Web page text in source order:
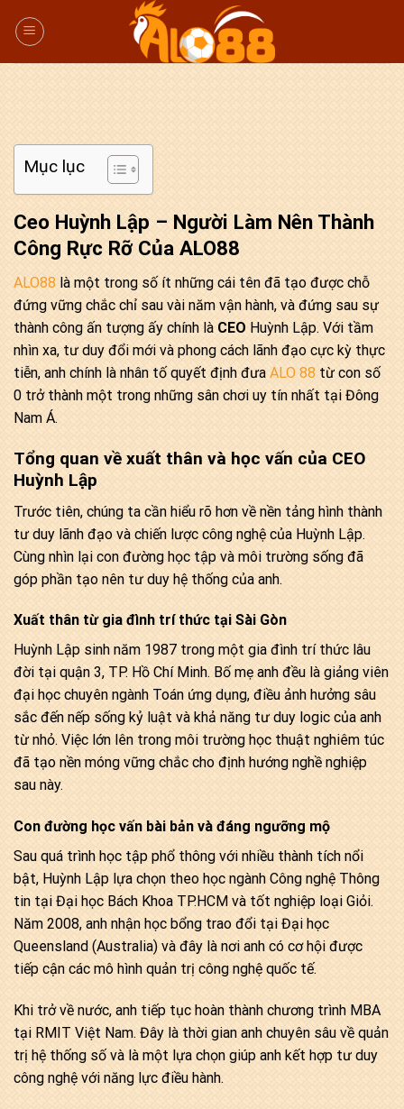
đến
Mục lục
Ceo Huỳnh Lập – Người Làm Nên Thành
Công Rực Rỡ Của ALO88
ALO88 là một trong số ít những cái tên đã tạo được chỗ
đứng vững chắc chỉ sau vài năm vận hành, và đứng sau sự
thành công ấn tượng ấy chính là CEO Huỳnh Lập. Với tầm
nhìn xa, tư duy đổi mới và phong cách lãnh đạo cực kỳ thực
tiễn, anh chính là nhân tố quyết định đưa ALO 88 từ con số
0 trở thành một trong những sân chơi uy tín nhất tại Đông
Nam Á.
Tổng quan về xuất thân và học vấn của CEO
Huỳnh Lập
Trước tiên, chúng ta cần hiểu rõ hơn về nền tảng hình thành
tư duy lãnh đạo và chiến lược công nghệ của Huỳnh Lập.
Cùng nhìn lại con đường học tập và môi trường sống đã
góp phần tạo nên tư duy hệ thống của anh.
Xuất thân từ gia đình trí thức tại Sài Gòn
Huỳnh Lập sinh năm 1987 trong một gia đình trí thức lâu
đời tại quận 3, TP. Hồ Chí Minh. Bố mẹ anh đều là giảng viên
đại học chuyên ngành Toán ứng dụng, điều ảnh hưởng sâu
sắc đến nếp sống kỷ luật và khả năng tư duy logic của anh
từ nhỏ. Việc lớn lên trong môi trường học thuật nghiêm túc
đã tạo nền móng vững chắc cho định hướng nghề nghiệp
sau này.
Con đường học vấn bài bản và đáng ngưỡng mộ
Sau quá trình học tập phổ thông với nhiều thành tích nổi
bật, Huỳnh Lập lựa chọn theo học ngành Công nghệ Thông
tin tại Đại học Bách Khoa TP.HCM và tốt nghiệp loại Giỏi.
Năm 2008, anh nhận học bổng trao đổi tại Đại học
Queensland (Australia) và đây là nơi anh có cơ hội được
tiếp cận các mô hình quản trị công nghệ quốc tế.
Khi trở về nước, anh tiếp tục hoàn thành chương trình MBA
tại RMIT Việt Nam. Đây là thời gian anh chuyên sâu về quản
trị hệ thống số và là một lựa chọn giúp anh kết hợp tư duy
công nghệ với năng lực điều hành.